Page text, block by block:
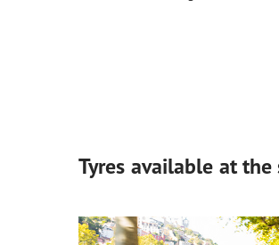
Tyres available at the